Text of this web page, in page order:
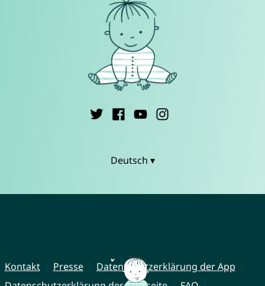
Deutsch ▾
Kontakt Presse
Datenschutzerklärung der App